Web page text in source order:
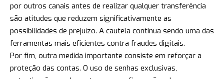
por outros canais antes de realizar qualquer transferência
são atitudes que reduzem significativamente as
possibilidades de prejuízo. A cautela continua sendo uma das
ferramentas mais eficientes contra fraudes digitais.
Por fim, outra medida importante consiste em reforçar a
proteção das contas. O uso de senhas exclusivas,